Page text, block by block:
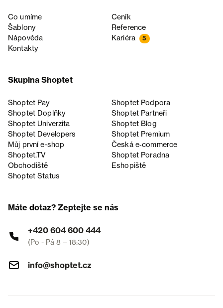
Co umíme
Ceník
Šablony
Reference
Nápověda
Kariéra 5
Kontakty
Skupina Shoptet
Shoptet Pay
Shoptet Podpora
Shoptet Doplňky
Shoptet Partneři
Shoptet Univerzita
Shoptet Blog
Shoptet Developers
Shoptet Premium
Můj první e-shop
Česká e‑commerce
Shoptet.TV
Shoptet Poradna
Obchodiště
Eshopiště
Shoptet Status
Máte dotaz? Zeptejte se nás
+420 604 600 444
(Po - Pá 8 – 18:30)
info@shoptet.cz